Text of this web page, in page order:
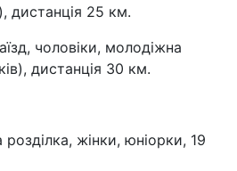
дистанція 25 км.
чоловіки, молодіжна
дистанція 30 км.
розділка, жінки, юніорки, 19